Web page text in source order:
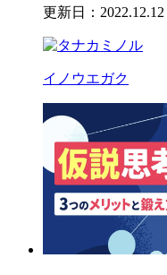
更新日：2022.12.12
イノウエガク